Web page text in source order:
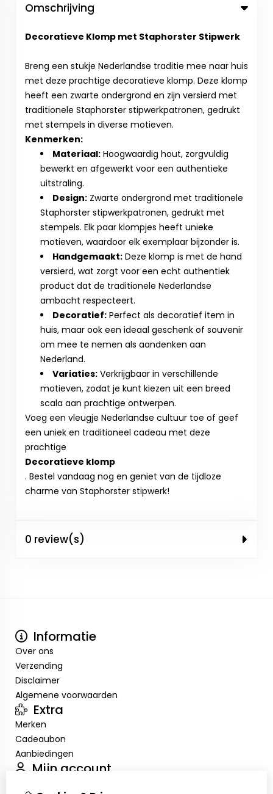
Omschrijving
Decoratieve Klomp met Staphorster Stipwerk
Breng een stukje Nederlandse traditie mee naar huis
met deze prachtige decoratieve klomp. Deze klomp
heeft een zwarte ondergrond en zijn versierd met
traditionele Staphorster stipwerkpatronen, gedrukt
met stempels in diverse motieven.
Kenmerken:
Materiaal: Hoogwaardig hout, zorgvuldig
bewerkt en afgewerkt voor een authentieke
uitstraling.
Design: Zwarte ondergrond met traditionele
Staphorster stipwerkpatronen, gedrukt met
stempels. Elk paar klompjes heeft unieke
motieven, waardoor elk exemplaar bijzonder is.
Handgemaakt: Deze klomp is met de hand
versierd, wat zorgt voor een echt authentiek
product dat de traditionele Nederlandse
ambacht respecteert.
Decoratief: Perfect als decoratief item in
huis, maar ook een ideaal geschenk of souvenir
om mee te nemen als aandenken aan
Nederland.
Variaties: Verkrijgbaar in verschillende
motieven, zodat je kunt kiezen uit een breed
scala aan prachtige ontwerpen.
Voeg een vleugje Nederlandse cultuur toe of geef
een uniek en traditioneel cadeau met deze
prachtige
Decoratieve klomp
. Bestel vandaag nog en geniet van de tijdloze
charme van Staphorster stipwerk!
0 review(s)
Informatie
Over ons
Verzending
Disclaimer
Algemene voorwaarden
Extra
Merken
Cadeaubon
Aanbiedingen
Mijn account